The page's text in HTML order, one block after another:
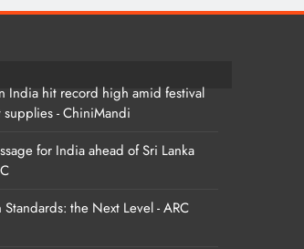
India hit record high amid festival
- ChiniMandi
for India ahead of Sri Lanka
the Next Level - ARC